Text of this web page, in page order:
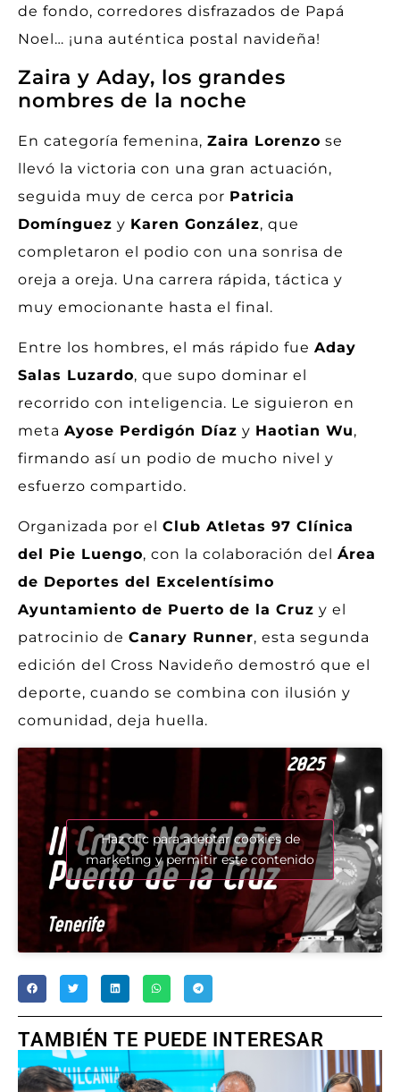
de fondo, corredores disfrazados de Papá
Noel… ¡una auténtica postal navideña!
Zaira y Aday, los grandes
nombres de la noche
En categoría femenina, Zaira Lorenzo se
llevó la victoria con una gran actuación,
seguida muy de cerca por Patricia
Domínguez y Karen González, que
completaron el podio con una sonrisa de
oreja a oreja. Una carrera rápida, táctica y
muy emocionante hasta el final.
Entre los hombres, el más rápido fue Aday
Salas Luzardo, que supo dominar el
recorrido con inteligencia. Le siguieron en
meta Ayose Perdigón Díaz y Haotian Wu,
firmando así un podio de mucho nivel y
esfuerzo compartido.
Organizada por el Club Atletas 97 Clínica
del Pie Luengo, con la colaboración del Área
de Deportes del Excelentísimo
Ayuntamiento de Puerto de la Cruz y el
patrocinio de Canary Runner, esta segunda
edición del Cross Navideño demostró que el
deporte, cuando se combina con ilusión y
comunidad, deja huella.
Haz clic para aceptar cookies de
marketing y permitir este contenido
TAMBIÉN TE PUEDE INTERESAR